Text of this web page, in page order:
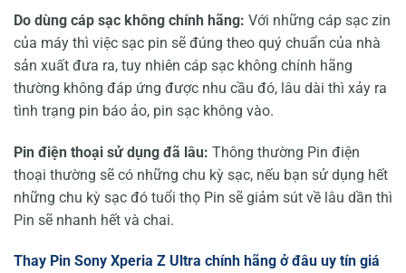
Do dùng cáp sạc không chính hãng: Với những cáp sạc zin
của máy thì việc sạc pin sẽ đúng theo quý chuẩn của nhà
sản xuất đưa ra, tuy nhiên cáp sạc không chính hãng
thường không đáp ứng được nhu cầu đó, lâu dài thì xảy ra
tình trạng pin báo ảo, pin sạc không vào.
Pin điện thoại sử dụng đã lâu: Thông thường Pin điện
thoại thường sẽ có những chu kỳ sạc, nếu bạn sử dụng hết
những chu kỳ sạc đó tuổi thọ Pin sẽ giảm sút về lâu dần thì
Pin sẽ nhanh hết và chai.
Thay Pin Sony Xperia Z Ultra chính hãng ở đâu uy tín giá